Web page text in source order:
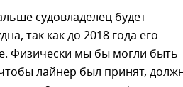
судовладелец будет
так как до 2018 года его
Физически мы бы могли быть
лайнер был принят,